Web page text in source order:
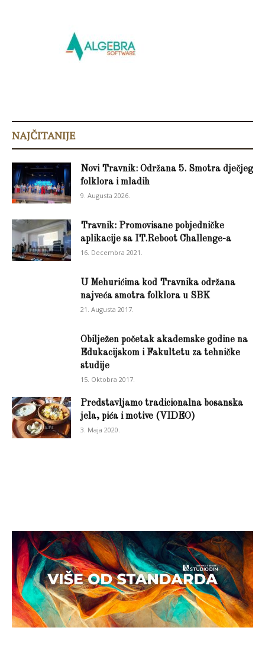
NAJČITANIJE
Novi Travnik: Održana 5. Smotra dječjeg
folklora i mladih
9. Augusta 2026.
Travnik: Promovisane pobjedničke
aplikacije sa IT.Reboot Challenge-a
16. Decembra 2021.
U Mehurićima kod Travnika održana
najveća smotra folklora u SBK
21. Augusta 2017.
Obilježen početak akademske godine na
Edukacijskom i Fakultetu za tehničke
studije
15. Oktobra 2017.
Predstavljamo tradicionalna bosanska
jela, pića i motive (VIDEO)
3. Maja 2020.